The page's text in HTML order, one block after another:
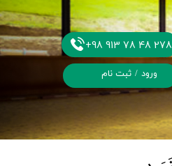
+98 913 78 48 278
ورود / ثبت نام
حساب کاربری من
تغییر گذر واژه